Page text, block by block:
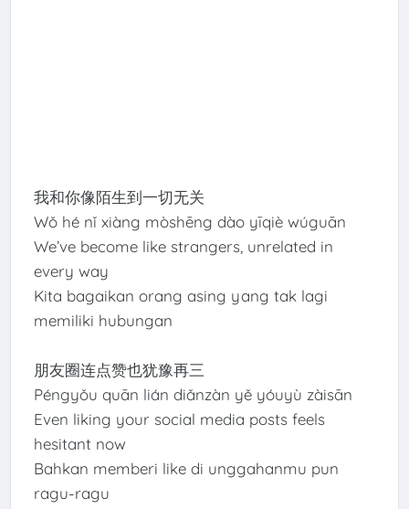
我和你像陌生到一切无关
Wǒ hé nǐ xiàng mòshēng dào yīqiè wúguān
We’ve become like strangers, unrelated in
every way
Kita bagaikan orang asing yang tak lagi
memiliki hubungan
朋友圈连点赞也犹豫再三
Péngyǒu quān lián diǎnzàn yě yóuyù zàisān
Even liking your social media posts feels
hesitant now
Bahkan memberi like di unggahanmu pun
ragu-ragu